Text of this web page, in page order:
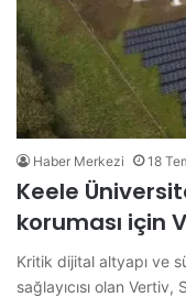
Haber Merkezi 18
Keele
koruması için
Kritik dijital altyapı ve
sağlayıcısı olan